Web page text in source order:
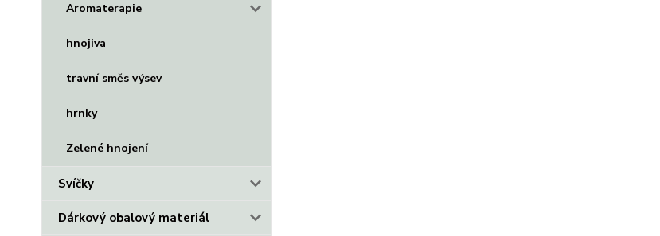
Aromaterapie
hnojiva
travní směs výsev
hrnky
Zelené hnojení
Svíčky
Dárkový obalový materiál